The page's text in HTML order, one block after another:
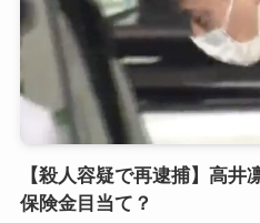
【殺人容疑で再逮捕】高井
保険金目当て？